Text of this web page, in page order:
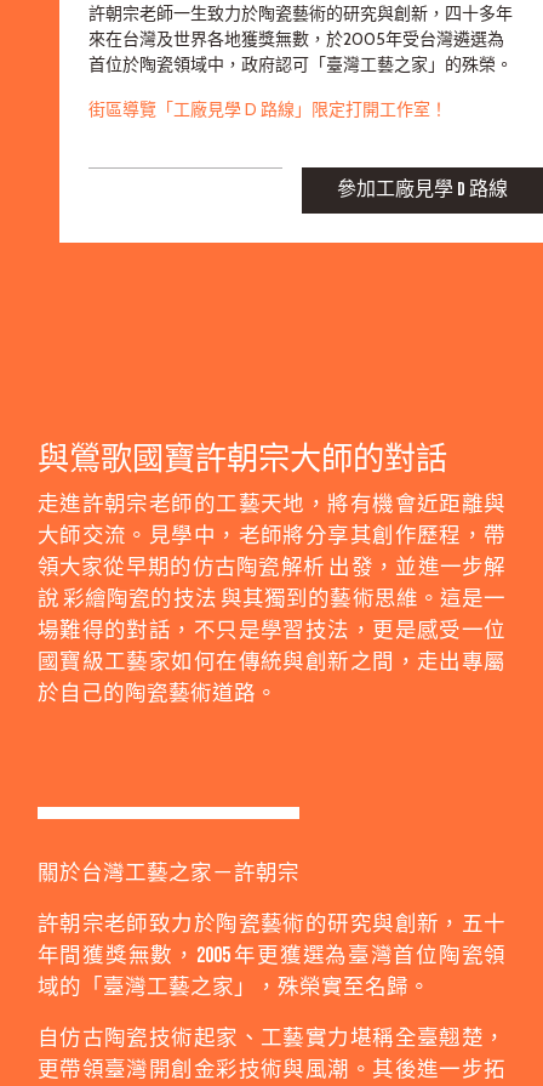
與鶯歌國寶許朝宗大師的對話
走進許朝宗老師的工藝天地，將有機會近距離與
大師交流。見學中，老師將分享其創作歷程，帶
領大家從早期的仿古陶瓷解析 出發，並進一步解
說 彩繪陶瓷的技法 與其獨到的藝術思維。這是一
場難得的對話，不只是學習技法，更是感受一位
國寶級工藝家如何在傳統與創新之間，走出專屬
於自己的陶瓷藝術道路。
許朝宗老師一生致力於陶瓷藝術的研究與創新，四十多年
來在台灣及世界各地獲獎無數，於2005年受台灣遴選為
首位於陶瓷領域中，政府認可「臺灣工藝之家」的殊榮。
街區導覽「工廠見學 D 路線」限定打開工作室！
參加工廠見學 D 路線
關於台灣工藝之家－許朝宗
許朝宗老師致力於陶瓷藝術的研究與創新，五十
年間獲獎無數，2005 年更獲選為臺灣首位陶瓷領
域的「臺灣工藝之家」，殊榮實至名歸。
自仿古陶瓷技術起家、工藝實力堪稱全臺翹楚，
更帶領臺灣開創金彩技術與風潮。其後進一步拓